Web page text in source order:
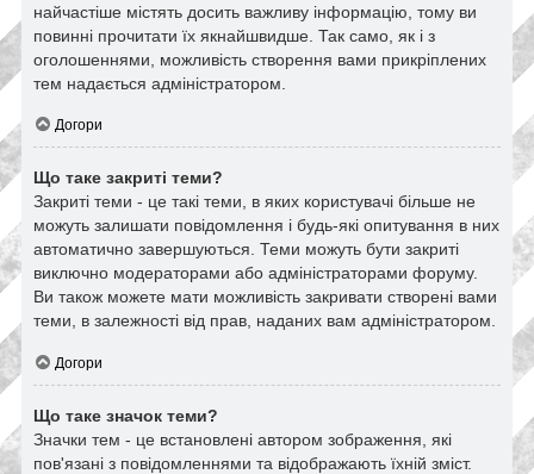
найчастіше містять досить важливу інформацію, тому ви
повинні прочитати їх якнайшвидше. Так само, як і з
оголошеннями, можливість створення вами прикріплених
тем надається адміністратором.
Догори
Що таке закриті теми?
Закриті теми - це такі теми, в яких користувачі більше не
можуть залишати повідомлення і будь-які опитування в них
автоматично завершуються. Теми можуть бути закриті
виключно модераторами або адміністраторами форуму.
Ви також можете мати можливість закривати створені вами
теми, в залежності від прав, наданих вам адміністратором.
Догори
Що таке значок теми?
Значки тем - це встановлені автором зображення, які
пов'язані з повідомленнями та відображають їхній зміст.